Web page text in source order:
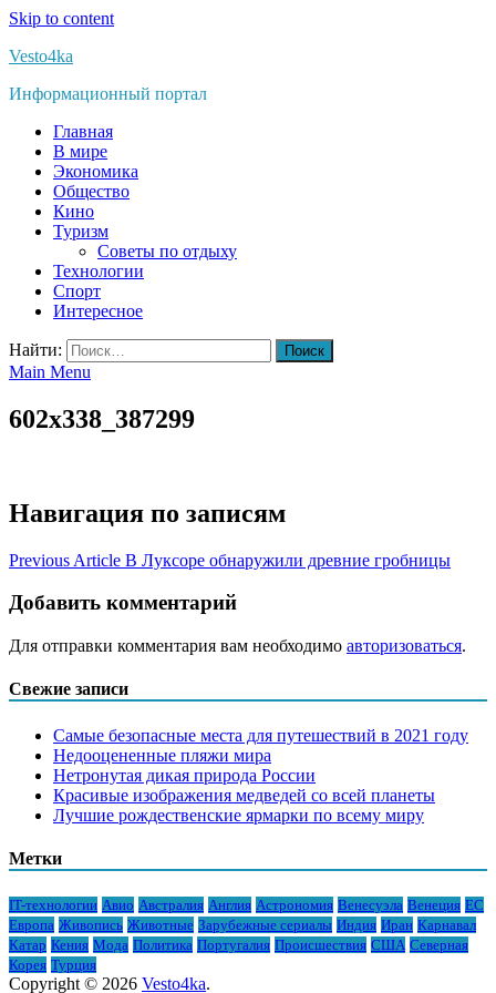
Skip to content
Vesto4ka
Информационный портал
Главная
В мире
Экономика
Общество
Кино
Туризм
Советы по отдыху
Технологии
Спорт
Интересное
Найти:
Main Menu
602x338_387299
Навигация по записям
Previous Article В Луксоре обнаружили древние гробницы
Добавить комментарий
Для отправки комментария вам необходимо авторизоваться.
Свежие записи
Самые безопасные места для путешествий в 2021 году
Недооцененные пляжи мира
Нетронутая дикая природа России
Красивые изображения медведей со всей планеты
Лучшие рождественские ярмарки по всему миру
Метки
IT-технологии Авио Австралия Англия Астрономия Венесуэла Венеция ЕС
Европа Живопись Животные Зарубежные сериалы Индия Иран Карнавал
Катар Кения Мода Политика Португалия Происшествия США Северная
Корея Турция
Copyright © 2026 Vesto4ka.